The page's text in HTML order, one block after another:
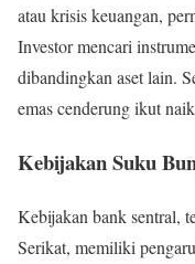
atau krisis keuangan,
Investor mencari
dibandingkan aset lain.
emas cenderung ikut
Kebijakan Suku
Kebijakan bank sentral,
Serikat, memiliki